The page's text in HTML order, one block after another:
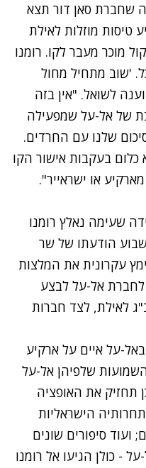
שחברת סאן דור תצא
מוזלות לאילת
מוכר מעבר לקו. רומנו
'שוב מתחיל מחול
לשואל. "אין בזה
של אל-על שמפעילה
שלנו עם החרדים.
בעקבות אישור הקו
או ישראייר".
שעימה נאלץ רומנו
הודעתו של שר
עקרונית את המלצות
אל-על לבצע
לאילת, לצד חברות
על איים על ארקיע
שלפיהן אל-על
תחזיק את האופציה
הישראליות
ועוד סיפורים שונים
- כולן הגיעו אל רומנו